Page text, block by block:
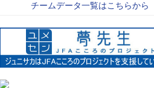
チームデータ一覧はこちらから